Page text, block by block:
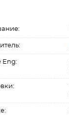
Eng: